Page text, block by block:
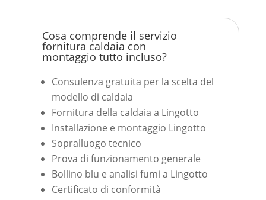
Cosa comprende il servizio
fornitura caldaia con
montaggio tutto incluso?
Consulenza gratuita per la scelta del
modello di caldaia
Fornitura della caldaia a Lingotto
Installazione e montaggio Lingotto
Sopralluogo tecnico
Prova di funzionamento generale
Bollino blu e analisi fumi a Lingotto
Certificato di conformità